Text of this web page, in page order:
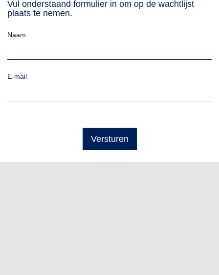
Vul onderstaand formulier in om op de wachtlijst
plaats te nemen.
Naam
E-mail
Versturen